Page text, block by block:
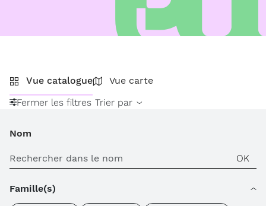
Vue catalogue
Vue carte
Fermer les filtres Trier par
Nom
Famille(s)